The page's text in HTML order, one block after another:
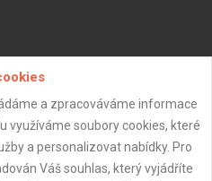
a zpracováváme informace
využíváme soubory cookies, které
a personalizovat nabídky. Pro
Váš souhlas, který vyjádříte